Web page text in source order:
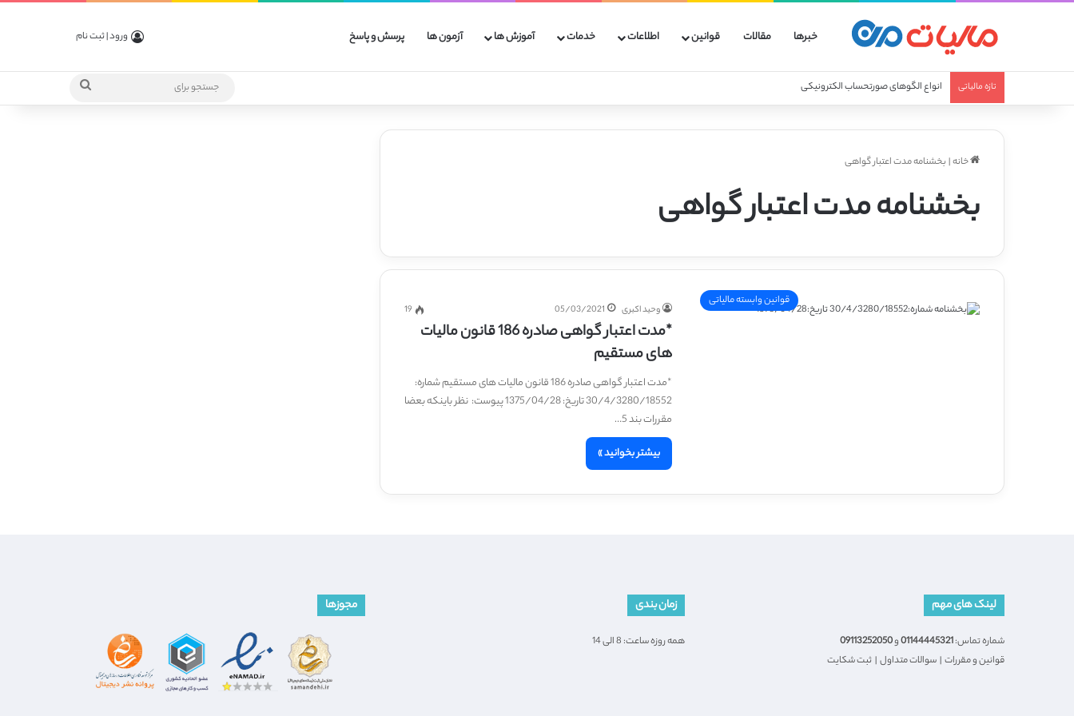
خبرها مقالات قوانین اطلاعات خدمات آموزش ها آزمون ها پرسش و پاسخ ورود | ثبت نام
تازه مالیاتی انواع الگوهای صورتحساب الکترونیکی
جستجو
خانه| بخشنامه مدت اعتبار گواهی
بخشنامه مدت اعتبار گواهی
قوانین وابسته مالیاتی
وحید اکبری 05/03/2021
19
*مدت اعتبار گواهی صادره 186 قانون مالیات
های مستقیم
*مدت اعتبار گواهی صادره 186 قانون مالیات های مستقیم شماره:
30/4/3280/18552 تاریخ: 1375/04/28 پیوست: نظر باینکه بعضا
مقررات بند 5…
بیشتر بخوانید »
لینک های مهم
شماره تماس:01144445321و09113252050
قوانین و مقررات | سوالات متداول | ثبت شکایت
زمان بندی
همه روزه ساعت: 8 الی 14
مجوزها